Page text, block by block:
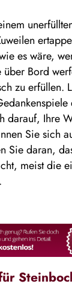
es wäre,
Bord
zu erfüllen.
darauf, Ihre
Sie sich
Sie daran,
meist die